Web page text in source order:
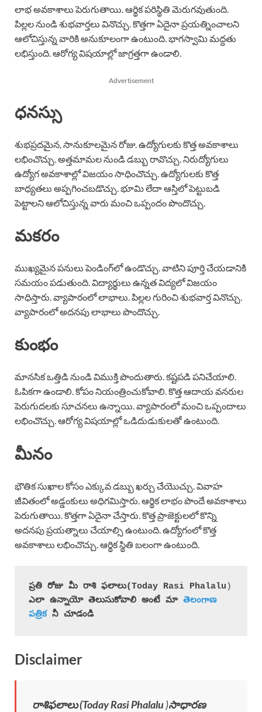
లాభ అవకాశాలు పెరుగుతాయి. ఆర్థిక పరిస్థితి మెరుగవుతుంది.
పిల్లల నుండి శుభవార్తలు వినొచ్చు. కొత్తగా ఏదైనా ప్రయత్నించాలని
ఆలోచిస్తున్న వారికి అనుకూలంగా ఉంటుంది. భాగస్వామి మద్దతు
లభిస్తుంది. ఆరోగ్య విషయాల్లో జాగ్రత్తగా ఉండాలి.
Advertisement
ధనస్సు
శుభప్రదమైన, సానుకూలమైన రోజు. ఉద్యోగులకు కొత్త అవకాశాలు
లభించొచ్చు. అత్తమామల నుండి డబ్బు రావొచ్చు. నిరుద్యోగులు
ఉద్యోగ అవకాశాల్లో విజయం సాధించొచ్చు. ఉద్యోగులకు కొత్త
బాధ్యతలు అప్పగించబడొచ్చు. భూమి లేదా ఆస్తిలో పెట్టుబడి
పెట్టాలని ఆలోచిస్తున్న వారు మంచి ఒప్పందం పొందొచ్చు.
మకరం
ముఖ్యమైన పనులు పెండింగ్‌లో ఉండొచ్చు. వాటిని పూర్తి చేయడానికి
సమయం పడుతుంది. విద్యార్థులు ఉన్నత విద్యలో విజయం
సాధిస్తారు. వ్యాపారంలో లాభాలు. పిల్లల గురించి శుభవార్త వినొచ్చు.
వ్యాపారంలో అదనపు లాభాలు పొందొచ్చు.
కుంభం
మానసిక ఒత్తిడి నుండి విముక్తి పొందుతారు. కష్టపడి పనిచేయాలి.
ఓపికగా ఉండాలి. కోపం నియంత్రించుకోవాలి. కొత్త ఆదాయ వనరుల
పెరుగుదలకు సూచనలు ఉన్నాయి. వ్యాపారంలో మంచి ఒప్పందాలు
లభించొచ్చు. ఆరోగ్య విషయాల్లో ఒడిదుడుకులతో ఉంటుంది.
మీనం
భౌతిక సుఖాల కోసం ఎక్కువ డబ్బు ఖర్చు చేయొచ్చు. వివాహ
జీవితంలో అడ్డంకులు అధిగమిస్తారు. ఆర్థిక లాభం పొందే అవకాశాలు
పెరుగుతాయి. కొత్తగా ఏదైనా చేస్తారు. కొత్త ప్రాజెక్టులలో కొన్ని
అదనపు ప్రయత్నాలు చేయాల్సి ఉంటుంది. ఉద్యోగంలో కొత్త
అవకాశాలు లభించొచ్చు. ఆర్థిక స్థితి బలంగా ఉంటుంది.
ప్రతి రోజు మీ రాశి ఫలాలు(Today Rasi Phalalu )
ఎలా ఉన్నాయో తెలుసుకోవాలి అంటే మా తెలంగాణ
పత్రిక నీ చూడండి
Disclaimer
రాశిఫలాలు (Today Rasi Phalalu)సాధారణ